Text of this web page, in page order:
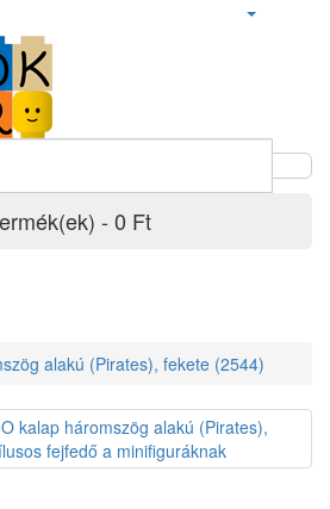
- 0 Ft
alakú (Pirates), fekete (2544)